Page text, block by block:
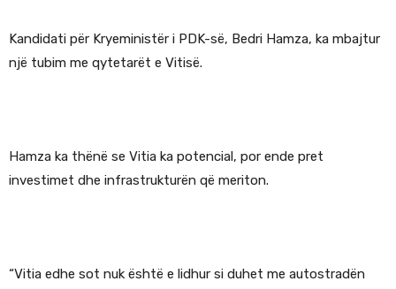
Kandidati për Kryeministër i PDK-së, Bedri Hamza, ka mbajtur
një tubim me qytetarët e Vitisë.
Hamza ka thënë se Vitia ka potencial, por ende pret
investimet dhe infrastrukturën që meriton.
“Vitia edhe sot nuk është e lidhur si duhet me autostradën